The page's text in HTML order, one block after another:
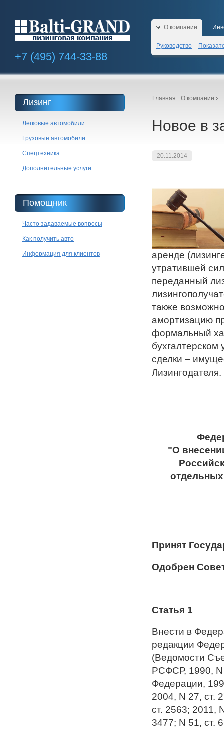
О компании
Руководство
+7 (495) 744-33-88
Главная О компании
Новое в
20.11.2014
аренде
утратившей
переданный
также
амортизацию
формальный
бухгалтерском
сделки –
Лизингодателя.
"О
Принят
Одобрен
Статья 1
Внести в
редакции
(Ведомости
РСФСР, 1990, N
Федерации,
2004, N 27, ст.
ст. 2563; 2011,
3477; N 51, ст.
Лизинг
Легковые автомобили
Грузовые автомобили
Спецтехника
Дополнительные услуги
Помощник
Часто задаваемые вопросы
Как получить авто
Информация для клиентов